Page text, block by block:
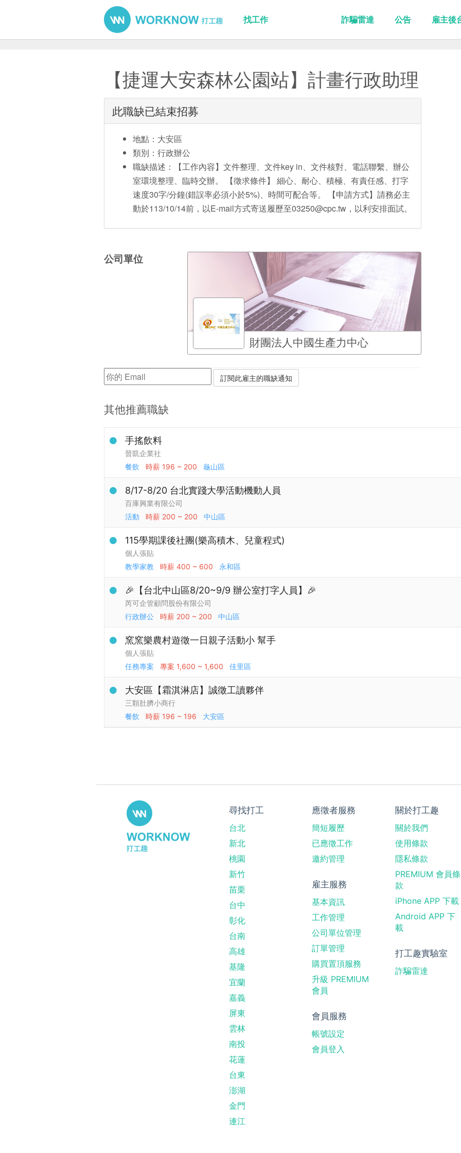
找工作 詐騙雷達 公告 雇主後
【捷運大安森林公園站】計畫行政助理
此職缺已結束招募
地點：大安區
類別：行政辦公
職缺描述：【工作內容】文件整理、文件key in、文件核對、電話聯繫、辦公
室環境整理、臨時交辦。 【徵求條件】 細心、耐心、積極、有責任感、打字
速度30字/分鐘(錯誤率必須小於5%)、時間可配合等。 【申請方式】請務必主
動於113/10/14前，以E-mail方式寄送履歷至03250@cpc.tw，以利安排面試。
公司單位
財團法人中國生產力中心
其他推薦職缺
手搖飲料
晉凱企業社
餐飲
時薪 196 ~ 200 龜山區
8/17-8/20 台北實踐大學活動機動人員
百庫興業有限公司
活動
時薪 200 ~ 200 中山區
115學期課後社團(樂高積木、兒童程式)
個人張貼
教學家教
時薪 400 ~ 600 永和區
🎉【台北中山區8/20~9/9 辦公室打字人員】🎉
芮可企管顧問股份有限公司
行政辦公
時薪 200 ~ 200 中山區
窯窯樂農村遊徵一日親子活動小 幫手
個人張貼
任務專案
專案 1,600 ~ 1,600 佳里區
大安區【霜淇淋店】誠徵工讀夥伴
三顆肚臍小商行
餐飲
時薪 196 ~ 196 大安區
尋找打工
台北
新北
桃園
新竹
苗栗
台中
彰化
台南
高雄
基隆
宜蘭
嘉義
屏東
雲林
南投
花蓮
台東
澎湖
金門
連江
應徵者服務
簡短履歷
已應徵工作
邀約管理
雇主服務
基本資訊
工作管理
公司單位管理
訂單管理
購買置頂服務
升級 PREMIUM
會員
會員服務
帳號設定
會員登入
關於打工趣
關於我們
使用條款
隱私條款
PREMIUM 會員條
款
iPhone APP 下載
Android APP 下
載
打工趣實驗室
詐騙雷達